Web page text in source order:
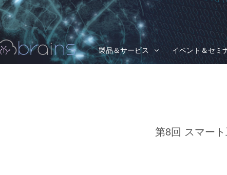
製品＆サービス イベント＆セミ
第8回 スマー